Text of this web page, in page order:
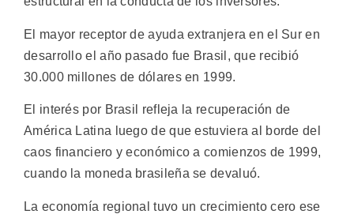
El mayor receptor de ayuda extranjera en el Sur en
desarrollo el año pasado fue Brasil, que recibió
30.000 millones de dólares en 1999.
El interés por Brasil refleja la recuperación de
América Latina luego de que estuviera al borde del
caos financiero y económico a comienzos de 1999,
cuando la moneda brasileña se devaluó.
La economía regional tuvo un crecimiento cero ese